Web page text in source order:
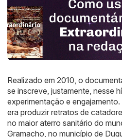
Realizado em 2010, o
se inscreve, justamente, nesse
experimentação e
era produzir retratos de
no maior aterro sanitário do
Gramacho, no município de